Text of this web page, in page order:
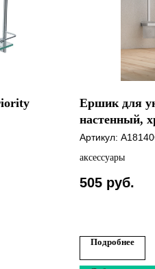
Ершик для
настенный,
стекло
Артикул:
аксессуары
505 руб.
Подробнее